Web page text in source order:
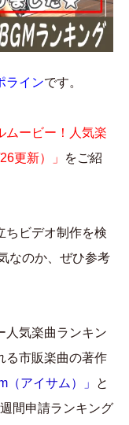
ラインです。
ムービー！人気楽
更新）」
をご紹
ちビデオ制作を検
なのか、ぜひ参考
人気楽曲ランキン
る市販楽曲の著作
（アイサム）」
と
間申請ランキング